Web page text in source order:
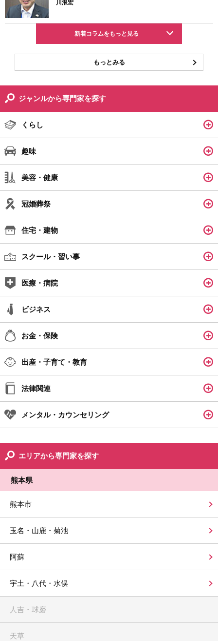
川浪宏
新着コラムをもっと見る
もっとみる
ジャンルから専門家を探す
くらし
趣味
美容・健康
冠婚葬祭
住宅・建物
スクール・習い事
医療・病院
ビジネス
お金・保険
出産・子育て・教育
法律関連
メンタル・カウンセリング
エリアから専門家を探す
熊本県
熊本市
玉名・山鹿・菊池
阿蘇
宇土・八代・水俣
人吉・球磨
天草